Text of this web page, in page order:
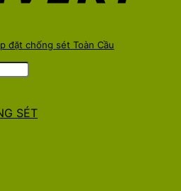
đặt chống sét Toàn Cầu
SÉT